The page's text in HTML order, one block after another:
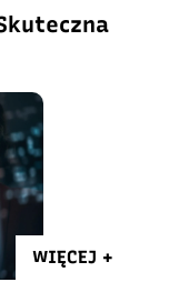
WIĘCEJ +